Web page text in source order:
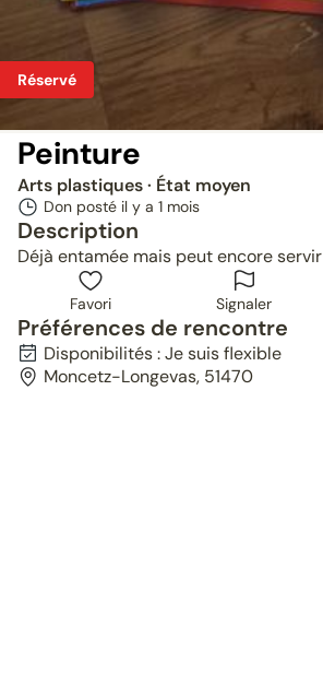
Réservé
Peinture
Arts plastiques· État moyen
Don posté il y a 1 mois
Description
Déjà entamée mais peut encore servir
Favori Signaler
Préférences de rencontre
Disponibilités : Je suis flexible
Moncetz-Longevas, 51470